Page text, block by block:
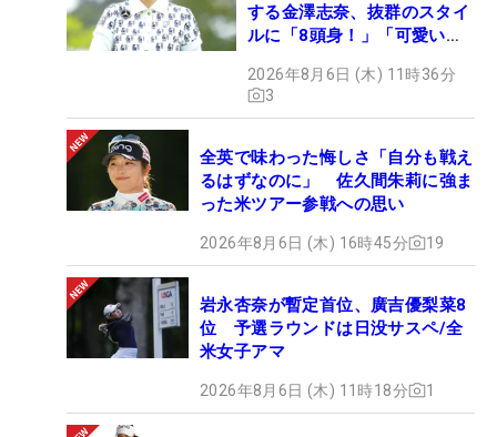
する金澤志奈、抜群のスタイ
ルに「8頭身！」「可愛いに
2026年8月6日 (木) 11時36分
3
全英で味わった悔しさ「自分も戦え
るはずなのに」 佐久間朱莉に強ま
った米ツアー参戦への思い
2026年8月6日 (木) 16時45分 19
岩永杏奈が暫定首位、廣吉優梨菜8
位 予選ラウンドは日没サスペ/全
米女子アマ
2026年8月6日 (木) 11時18分 1